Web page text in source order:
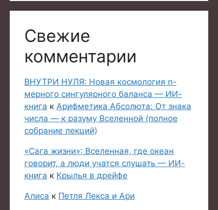
Свежие
комментарии
ВНУТРИ НУЛЯ: Новая космология n-
мерного сингулярного баланса — ИИ-
книга к Арифметика Абсолюта: От знака
числа — к разуму Вселенной (полное
собрание лекций)
«Сага жизни»: Вселенная, где океан
говорит, а люди учатся слушать — ИИ-
книга к Крылья в дрейфе
Алиса к Петля Лекса и Ари